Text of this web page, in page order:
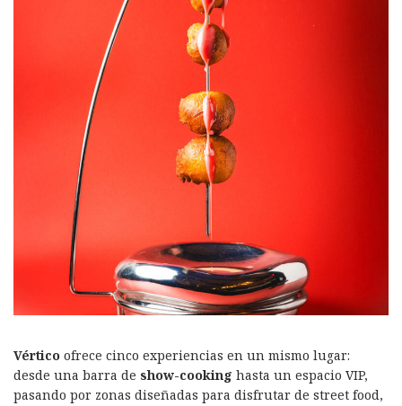
Vértico ofrece cinco experiencias en un mismo lugar:
desde una barra de show-cooking hasta un espacio VIP,
pasando por zonas diseñadas para disfrutar de street food,